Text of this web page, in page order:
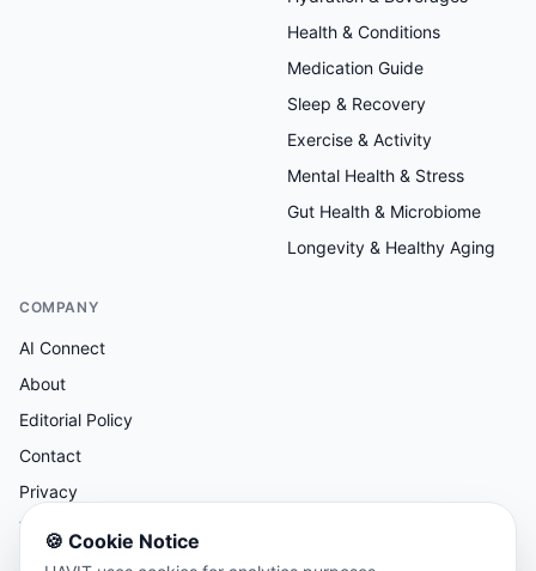
Health & Conditions
Medication Guide
Sleep & Recovery
Exercise & Activity
Mental Health & Stress
Gut Health & Microbiome
Longevity & Healthy Aging
COMPANY
AI Connect
About
Editorial Policy
Contact
Privacy
Terms
🍪 Cookie Notice